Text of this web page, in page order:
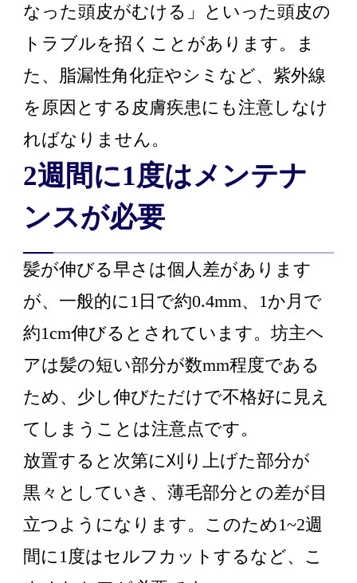
なった頭皮がむける」といった頭皮の
トラブルを招くことがあります。ま
た、脂漏性角化症やシミなど、紫外線
を原因とする皮膚疾患にも注意しなけ
ればなりません。
2週間に1度はメンテナ
ンスが必要
髪が伸びる早さは個人差があります
が、一般的に1日で約0.4mm、1か月で
約1cm伸びるとされています。坊主ヘ
アは髪の短い部分が数mm程度である
ため、少し伸びただけで不格好に見え
てしまうことは注意点です。
放置すると次第に刈り上げた部分が
黒々としていき、薄毛部分との差が目
立つようになります。このため1~2週
間に1度はセルフカットするなど、こ